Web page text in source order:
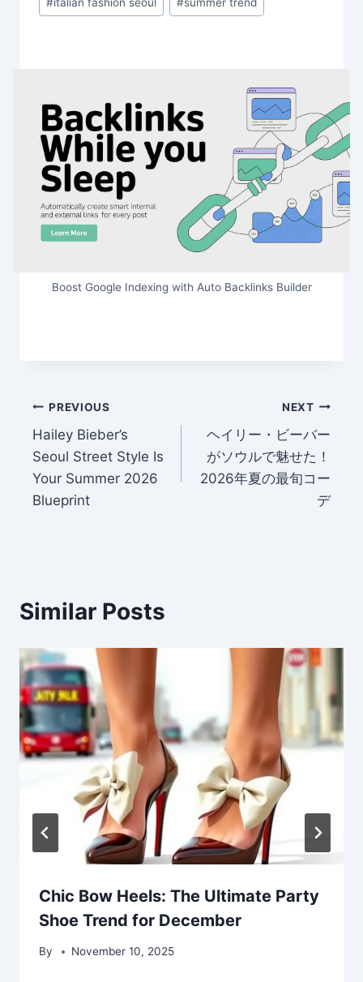
Boost Google Indexing with Auto Backlinks Builder
Post
navigation
PREVIOUS
Hailey Bieber’s
Seoul Street Style Is
Your Summer 2026
Blueprint
NEXT
ヘイリー・ビーバー
がソウルで魅せた！
2026年夏の最旬コー
デ
Similar Posts
Chic Bow Heels: The Ultimate Party
Shoe Trend for December
By November 10, 2025